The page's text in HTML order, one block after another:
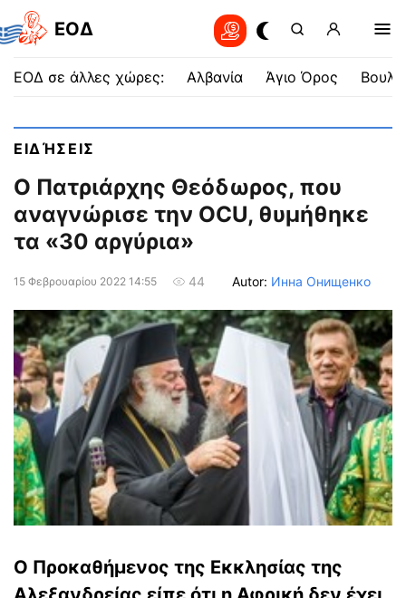
EOΔ
ΕΟΔ σε άλλες χώρες: Αλβανία Άγιο Όρος
ΕΙΔΉΣΕΙΣ
Ο Πατριάρχης Θεόδωρος, που
αναγνώρισε την OCU, θυμήθηκε
τα «30 αργύρια»
15 Φεβρουαρίου 2022 14:55 44 Autor: Инна Онищенко
Ο Προκαθήμενος της Εκκλησίας της